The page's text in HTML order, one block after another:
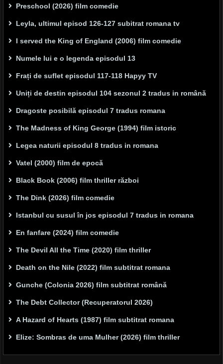
Preschool (2026) film comedie
Leyla, ultimul episod 126-127 subitrat romana tv
I served the King of England (2006) film comedie
Numele lui e o legenda episodul 13
Frați de suflet episodul 117-118 Hapyy TV
Uniți de destin episodul 104 sezonul 2 tradus in română
Dragoste posibilă episodul 7 tradus romana
The Madness of King George (1994) film istoric
Legea naturii episodul 8 tradus in romana
Vatel (2000) film de epocă
Black Book (2006) film thriller război
The Dink (2026) film comedie
Istanbul cu susul în jos episodul 7 tradus in romana
En fanfare (2024) film comedie
The Devil All the Time (2020) film thriller
Death on the Nile (2022) film subtitrat romana
Gunche (Colonia 2026) film subtitrat română
The Debt Collector (Recuperatorul 2026)
A Hazard of Hearts (1987) film subtitrat romana
Elize: Sombras de uma Mulher (2026) film thriller